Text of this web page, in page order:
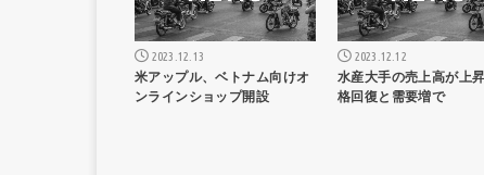
2023.12.13
米アップル、ベトナム向けオ
ンラインショップ開設
2023.12.12
水産大手の売上高が上
格回復と需要増で